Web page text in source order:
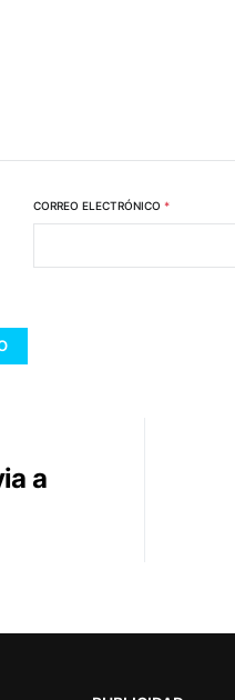
CORREO ELECTRÓNICO *
a